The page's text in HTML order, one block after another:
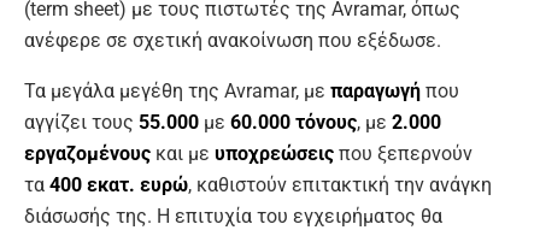
(term sheet) με τους πιστωτές της Avramar, όπως
ανέφερε σε σχετική ανακοίνωση που εξέδωσε.
Τα μεγάλα μεγέθη της Avramar, με παραγωγή που
αγγίζει τους 55.000 με 60.000 τόνους, με 2.000
εργαζομένους και με υποχρεώσεις που ξεπερνούν
τα 400 εκατ. ευρώ, καθιστούν επιτακτική την ανάγκη
διάσωσής της. Η επιτυχία του εγχειρήματος θα